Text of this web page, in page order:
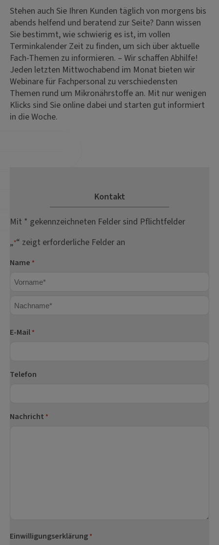
Stehen auch Sie Ihren Kunden täglich von morgens bis
abends helfend und beratend zur Seite? Dann wissen
Sie bestimmt, wie schwierig es ist, im vollen
Terminkalender Zeit zu finden, um sich über aktuelle
Fach-Themen zu informieren. – Wir schaffen Abhilfe!
Jeden letzten Mittwochabend im Monat bieten wir
Webinare für Fachpersonal zu verschiedensten
Themen rund um Mikronährstoffe an. Mit nur wenigen
Klicks sind Sie online dabei und starten gut informiert
in die Woche.
Kontakt
Mit * gekennzeichneten Felder sind Pflichtfelder
„*“ zeigt erforderliche Felder an
Name *
E-Mail *
Telefon
Nachricht *
Einwilligungserklärung *